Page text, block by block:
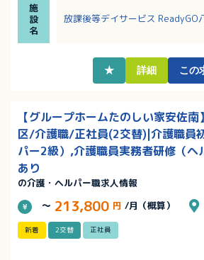
・年間休日110日、残業ほとんど
ランス重視で働ける職場です。
施
設
名
放課後等デイサービス ReadyGO
★ 詳細 この
【グループホームたのしい家安佐
区/介護職/正社員(2交替)|介護職員
パー2級）,介護職員実務者研修（
あり
の介護・ヘルパー職求人情報
～ 213,800 円 /月（概算）
新着 2交替 正社員